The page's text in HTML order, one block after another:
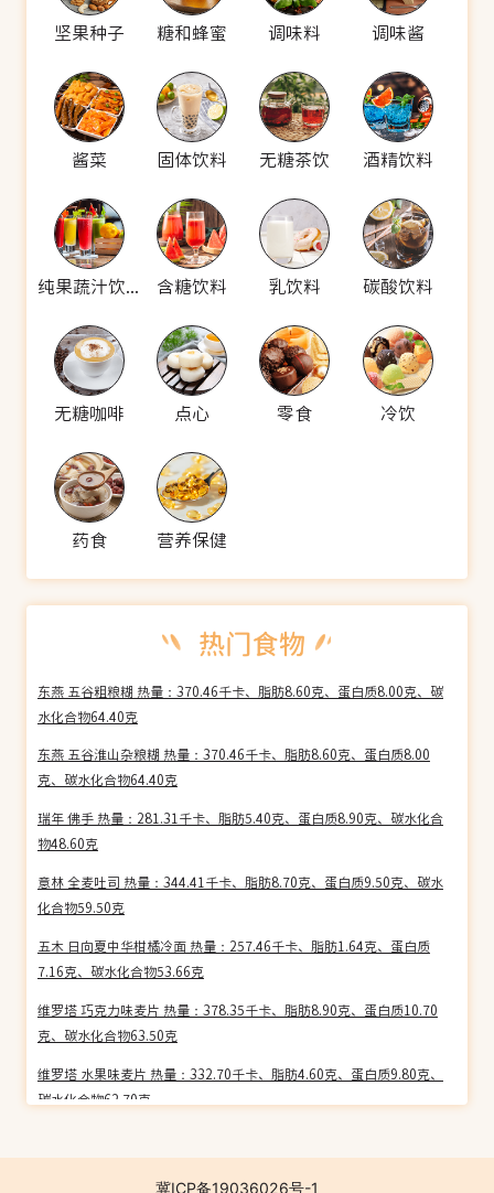
坚果种子 糖和蜂蜜 调味料 调味酱
酱菜 固体饮料 无糖茶饮 酒精饮料
纯果蔬汁饮料 含糖饮料 乳饮料 碳酸饮料
无糖咖啡 点心 零食 冷饮
药食 营养保健
东燕 五谷粗粮糊 热量：370.46千卡、脂肪8.60克、蛋白质8.00克、碳
水化合物64.40克
东燕 五谷淮山杂粮糊 热量：370.46千卡、脂肪8.60克、蛋白质8.00
克、碳水化合物64.40克
瑞年 佛手 热量：281.31千卡、脂肪5.40克、蛋白质8.90克、碳水化合
物48.60克
意林 全麦吐司 热量：344.41千卡、脂肪8.70克、蛋白质9.50克、碳水
化合物59.50克
五木 日向夏中华柑橘冷面 热量：257.46千卡、脂肪1.64克、蛋白质
7.16克、碳水化合物53.66克
维罗塔 巧克力味麦片 热量：378.35千卡、脂肪8.90克、蛋白质10.70
克、碳水化合物63.50克
维罗塔 水果味麦片 热量：332.70千卡、脂肪4.60克、蛋白质9.80克、
碳水化合物62.70克
克、碳水化合物64.50克
冀ICP备19036026号-1